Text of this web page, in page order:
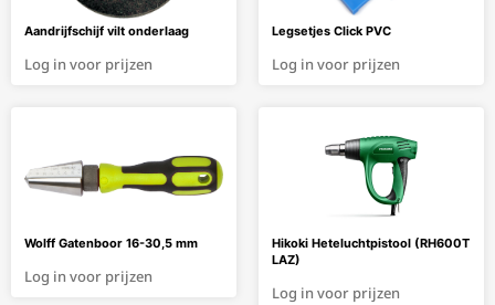
Aandrijfschijf vilt onderlaag
Log in voor prijzen
Legsetjes Click PVC
Log in voor prijzen
Wolff Gatenboor 16-30,5 mm
Log in voor prijzen
Hikoki Heteluchtpistool (RH600T
LAZ)
Log in voor prijzen